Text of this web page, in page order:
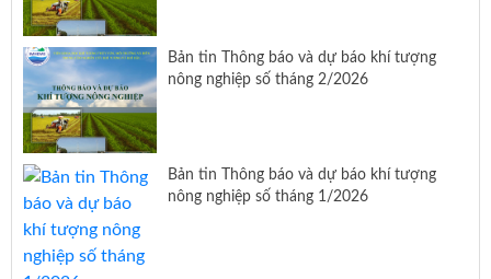
Bản tin Thông báo và dự báo khí tượng
nông nghiệp số tháng 2/2026
Bản tin Thông báo và dự báo khí tượng
nông nghiệp số tháng 1/2026